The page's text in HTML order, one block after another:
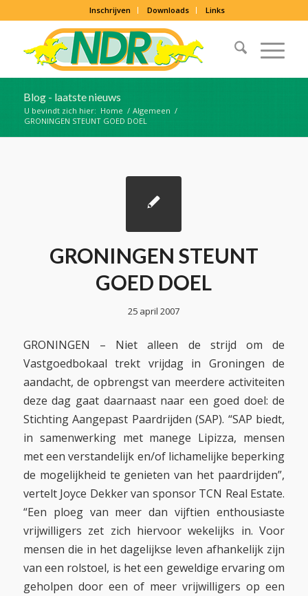
Inschrijven Downloads Links
Blog - laatste nieuws
U bevindt zich hier: Home / Algemeen /
GRONINGEN STEUNT GOED DOEL
GRONINGEN STEUNT
GOED DOEL
25 april 2007
GRONINGEN – Niet alleen de strijd om de
Vastgoedbokaal trekt vrijdag in Groningen de
aandacht, de opbrengst van meerdere activiteiten
deze dag gaat daarnaast naar een goed doel: de
Stichting Aangepast Paardrijden (SAP). “SAP biedt,
in samenwerking met manege Lipizza, mensen
met een verstandelijk en/of lichamelijke beperking
de mogelijkheid te genieten van het paardrijden”,
vertelt Joyce Dekker van sponsor TCN Real Estate.
“Een ploeg van meer dan vijftien enthousiaste
vrijwilligers zet zich hiervoor wekelijks in. Voor
mensen die in het dagelijkse leven afhankelijk zijn
van een rolstoel, is het een geweldige ervaring om
geholpen door een of meer vrijwilligers op een